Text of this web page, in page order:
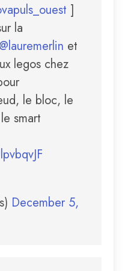
]
la
@lauremerlin et
legos chez
le bloc, le
smart
December 5,